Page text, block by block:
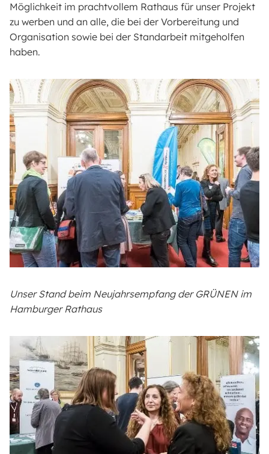
Möglichkeit im prachtvollem Rathaus für unser Projekt
zu werben und an alle, die bei der Vorbereitung und
Organisation sowie bei der Standarbeit mitgeholfen
haben.
Unser Stand beim Neujahrsempfang der GRÜNEN im
Hamburger Rathaus